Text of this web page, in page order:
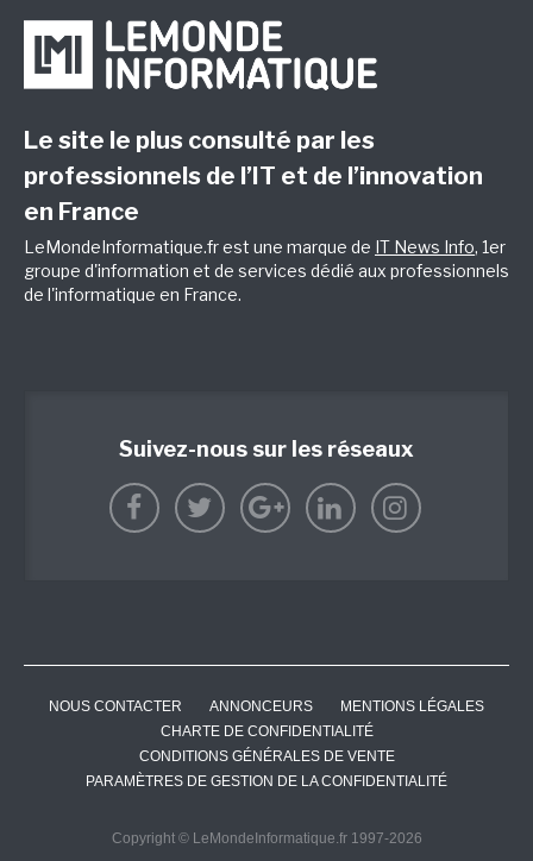
Le site le plus consulté par les
professionnels de l’IT et de l’innovation
en France
LeMondeInformatique.fr est une marque de IT News Info, 1er
groupe d'information et de services dédié aux professionnels
de l'informatique en France.
Suivez-nous sur les réseaux
NOUS CONTACTER ANNONCEURS
MENTIONS LÉGALES
CHARTE DE CONFIDENTIALITÉ
CONDITIONS GÉNÉRALES DE VENTE
PARAMÈTRES DE GESTION DE LA CONFIDENTIALITÉ
Copyright © LeMondeInformatique.fr 1997-2026